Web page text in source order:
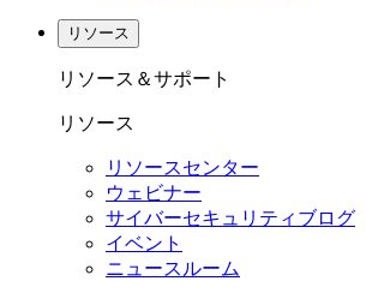
リソース
リソース＆サポート
リソース
リソースセンター
ウェビナー
サイバーセキュリティブログ
イベント
ニュースルーム